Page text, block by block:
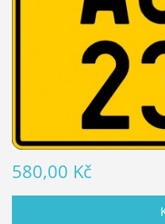
580,00 Kč